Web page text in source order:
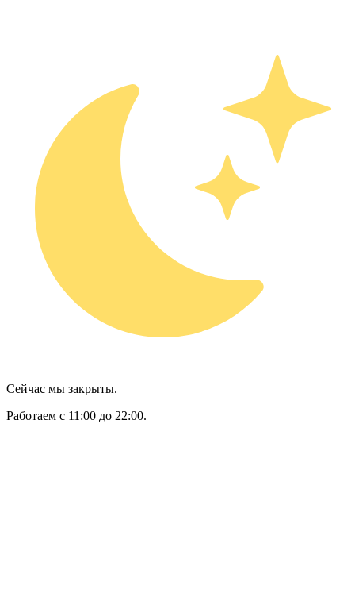
Сейчас мы закрыты.
Работаем с 11:00 до 22:00.